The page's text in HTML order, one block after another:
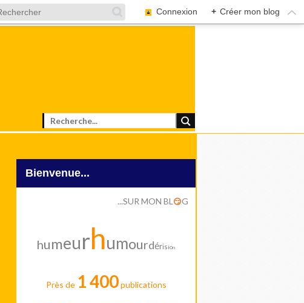
Connexion + Créer mon blog
Bienvenue...
...SUR MON BL 😏G
humeurhumourdérision
Près de 1 400 publications